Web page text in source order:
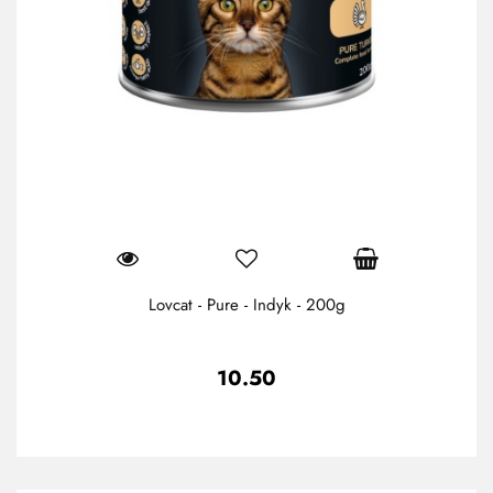
Lovcat - Pure - Indyk - 200g
10.50